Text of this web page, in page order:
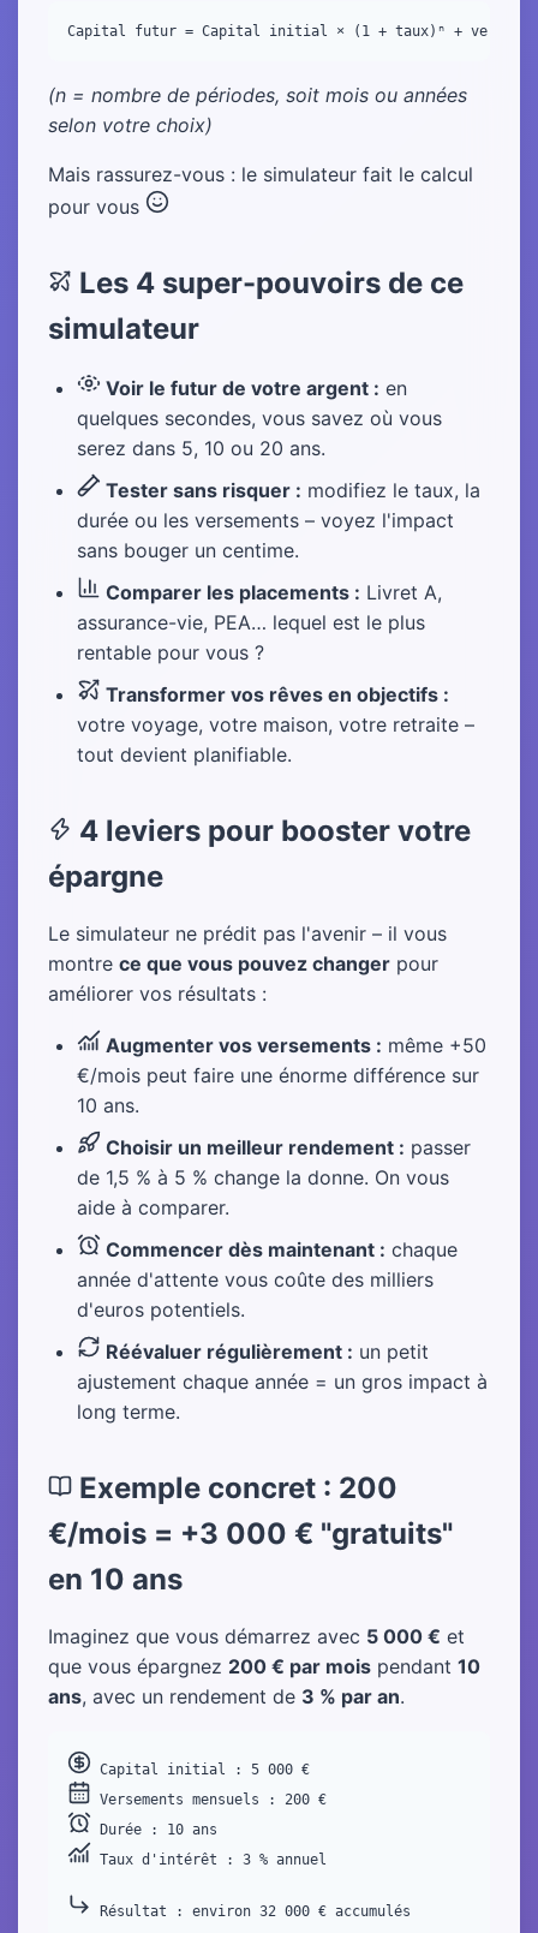
(n = nombre de périodes, soit mois ou années
selon votre choix)
Mais rassurez-vous : le simulateur fait le calcul
pour vous
Les 4 super-pouvoirs de ce
simulateur
Voir le futur de votre argent : en
quelques secondes, vous savez où vous
serez dans 5, 10 ou 20 ans.
Tester sans risquer : modifiez le taux, la
durée ou les versements – voyez l'impact
sans bouger un centime.
Comparer les placements : Livret A,
assurance-vie, PEA… lequel est le plus
rentable pour vous ?
Transformer vos rêves en objectifs :
votre voyage, votre maison, votre retraite –
tout devient planifiable.
4 leviers pour booster votre
épargne
Le simulateur ne prédit pas l'avenir – il vous
montre ce que vous pouvez changer pour
améliorer vos résultats :
Augmenter vos versements : même +50
€/mois peut faire une énorme différence sur
10 ans.
Choisir un meilleur rendement : passer
de 1,5 % à 5 % change la donne. On vous
aide à comparer.
Commencer dès maintenant : chaque
année d'attente vous coûte des milliers
d'euros potentiels.
Réévaluer régulièrement : un petit
ajustement chaque année = un gros impact à
long terme.
Exemple concret : 200
€/mois = +3 000 € "gratuits"
en 10 ans
Imaginez que vous démarrez avec 5 000 € et
que vous épargnez 200 € par mois pendant 10
ans, avec un rendement de 3 % par an.
Taux d'intérêt : 3 % annuel